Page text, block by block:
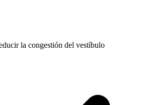
la congestión del vestíbulo